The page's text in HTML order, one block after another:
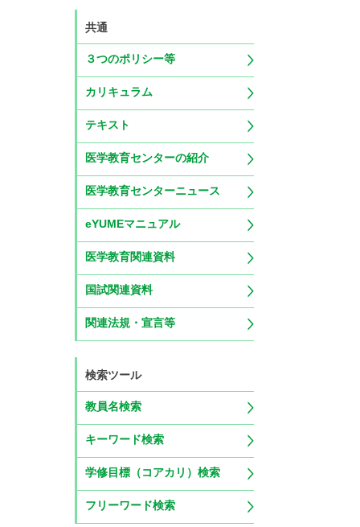
共通
３つのポリシー等
カリキュラム
テキスト
医学教育センターの紹介
医学教育センターニュース
eYUMEマニュアル
医学教育関連資料
国試関連資料
関連法規・宣言等
検索ツール
教員名検索
キーワード検索
学修目標（コアカリ）検索
フリーワード検索